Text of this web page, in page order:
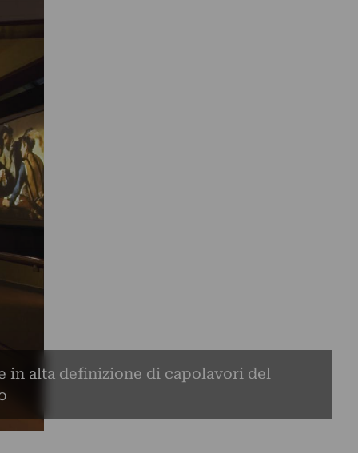
in alta definizione di capolavori del